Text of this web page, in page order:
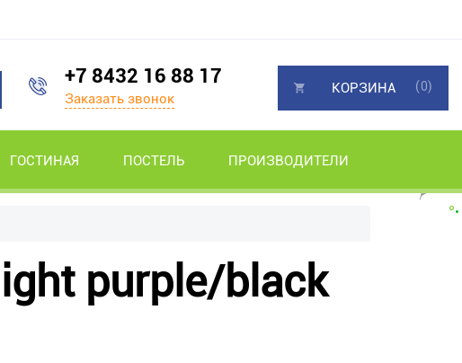
+7 8432 16 88 17
Заказать звонок
ГОСТИНАЯ ПОСТЕЛЬ ПРОИЗВОДИТЕЛИ
КОРЗИНА (0)
purple/black